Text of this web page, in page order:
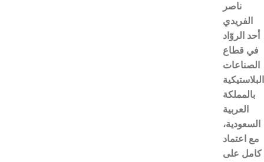
ناصر
الفريدي
أحد الروّاد
في قطاع
الصناعات
البلاستيكية
بالمملكة
العربية
السعودية،
مع اعتماد
كامل على